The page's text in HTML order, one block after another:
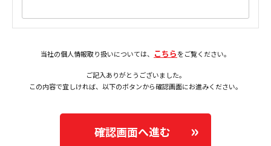
当社の個人情報取り扱いについては、 こちらをご覧ください。
ご記入ありがとうございました。
この内容で宜しければ、以下のボタンから確認画面にお進みください。
確認画面へ進む